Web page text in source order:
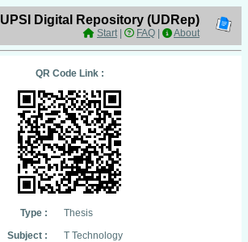
UPSI Digital Repository (UDRep)
Start| FAQ About
QR Code Link :
Type :
Thesis
Subject :
T Technology